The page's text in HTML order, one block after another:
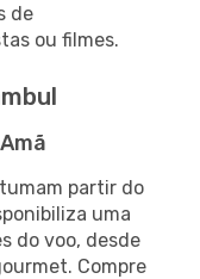
de
ou filmes.
partir do
uma
do voo, desde
Compre